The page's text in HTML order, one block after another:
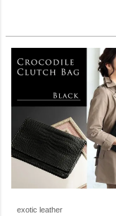
exotic leather